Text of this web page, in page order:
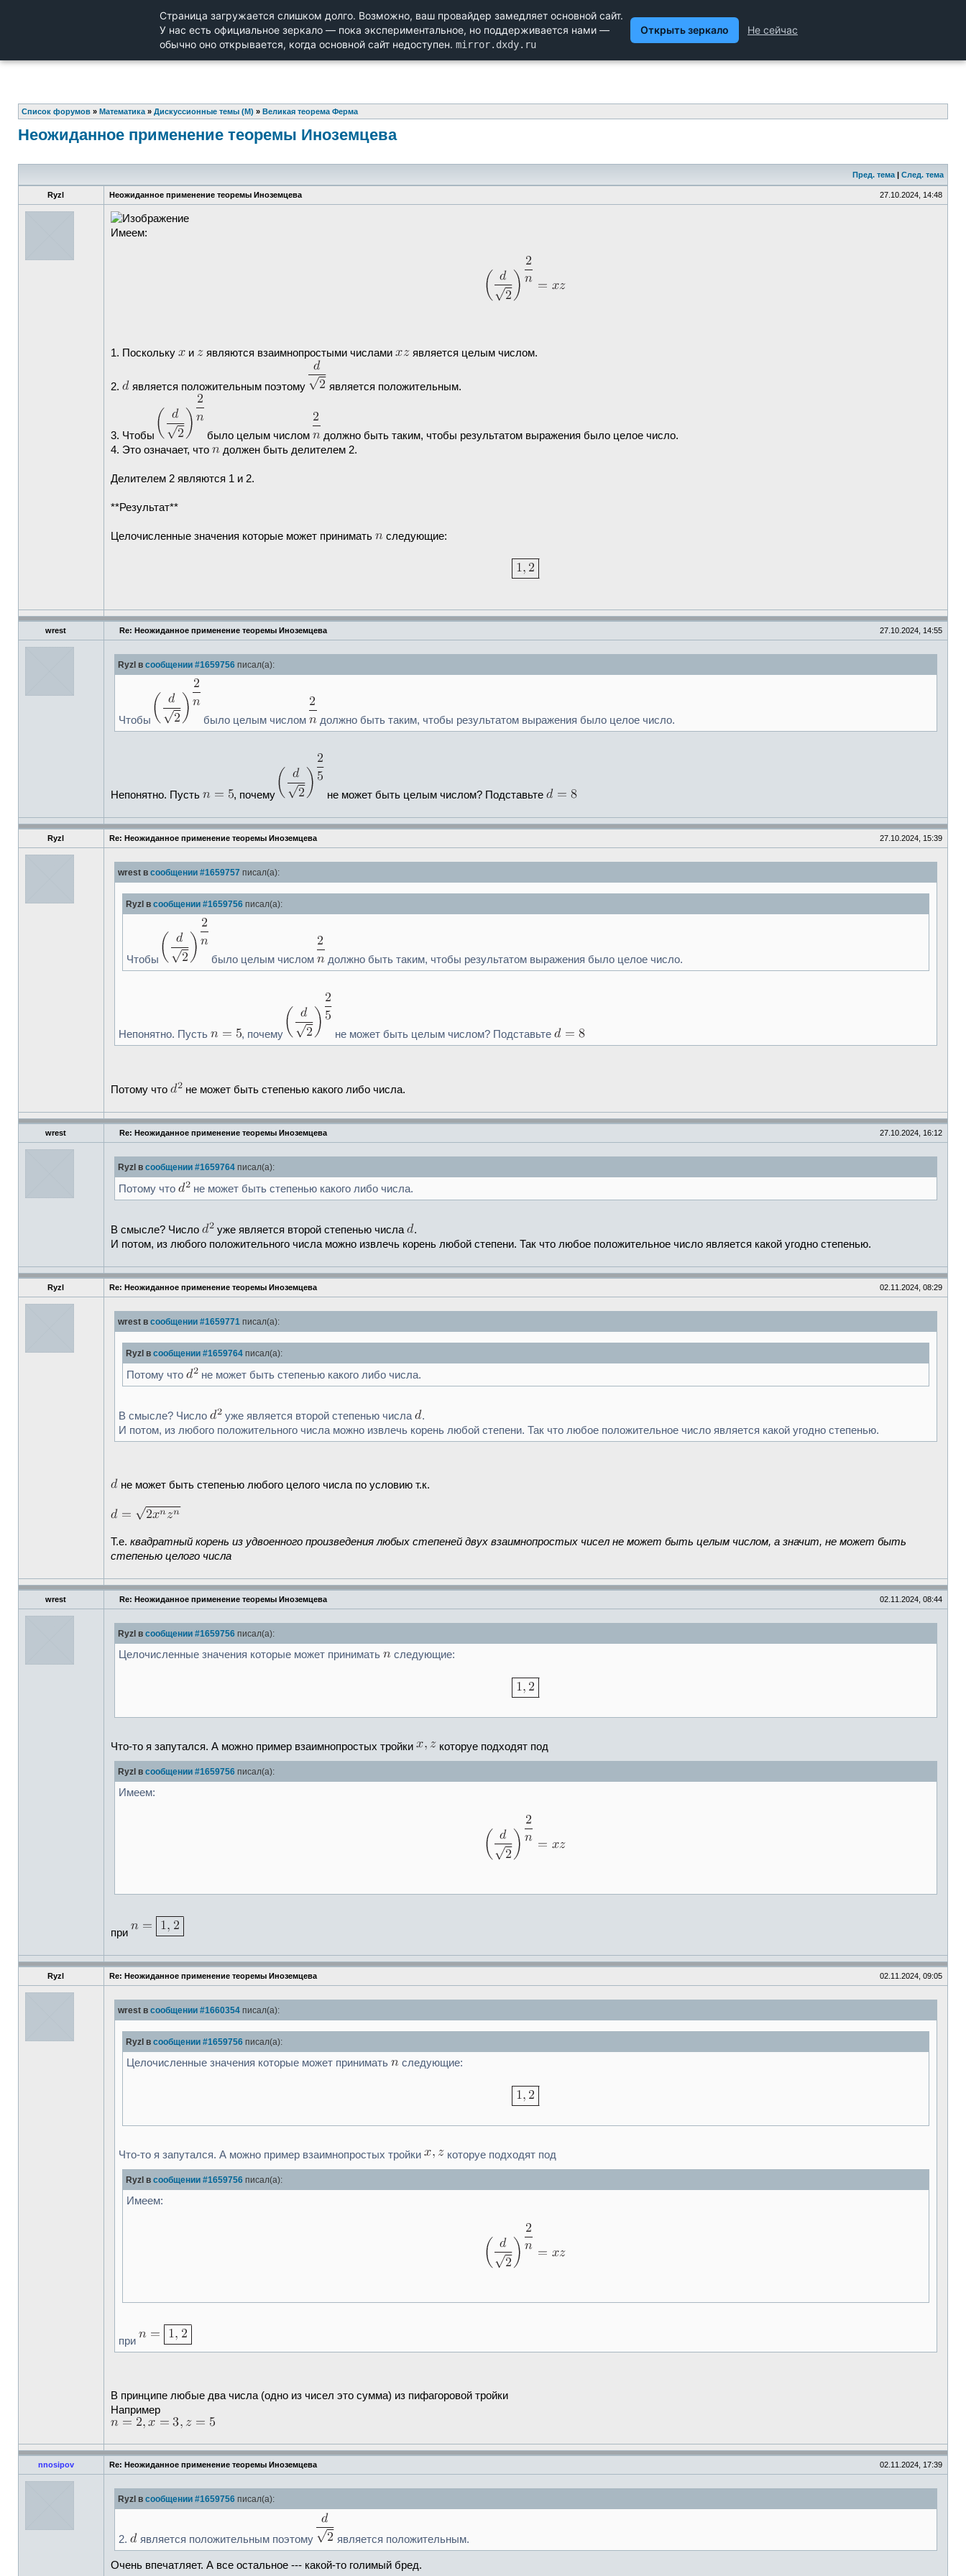
Научный форум dxdy
Математика, Физика, Computer Science, Machine Learning, LaTeX, Механика и Техника, Химия,
Биология и Медицина, Экономика и Финансовая Математика, Гуманитарные науки
Список форумов » Математика » Дискуссионные темы (М) » Великая теорема Ферма
Неожиданное применение теоремы Иноземцева
Пред. тема | След. тема
Ryzl Неожиданное применение теоремы Иноземцева 27.10.2024, 14:48
Имеем:
1. Поскольку и являются взаимнопростыми числами является целым числом.
2. является положительным поэтому является положительным.
3. Чтобы было целым числом
должно быть таким, чтобы результатом выражения было целое число.
4. Это означает, что
должен быть делителем 2.
Делителем 2 являются 1 и 2.
**Результат**
Целочисленные значения которые может принимать следующие:
wrest Re: Неожиданное применение теоремы Иноземцева 27.10.2024, 14:55
Ryzl в сообщении #1659756 писал(а):
Чтобы было целым числом должно быть таким, чтобы результатом выражения было целое число.
Непонятно. Пусть , почему не может быть целым числом? Подставьте
Ryzl Re: Неожиданное применение теоремы Иноземцева 27.10.2024, 15:39
wrest в сообщении #1659757 писал(а):
Ryzl в сообщении #1659756 писал(а):
Чтобы было целым числом должно быть таким, чтобы результатом выражения было целое число.
Непонятно. Пусть , почему не может быть целым числом? Подставьте
Потому что не может быть степенью какого либо числа.
wrest Re: Неожиданное применение теоремы Иноземцева 27.10.2024, 16:12
Ryzl в сообщении #1659764 писал(а):
Потому что не может быть степенью какого либо числа.
В смысле? Число уже является второй степенью числа
.
И потом, из любого положительного числа можно извлечь корень любой степени. Так что любое положительное число является какой угодно степенью.
Ryzl Re: Неожиданное применение теоремы Иноземцева 02.11.2024, 08:29
wrest в сообщении #1659771 писал(а):
Ryzl в сообщении #1659764 писал(а):
Потому что не может быть степенью какого либо числа.
В смысле? Число уже является второй степенью числа
.
И потом, из любого положительного числа можно извлечь корень любой степени. Так что любое положительное число является какой угодно степенью.
не может быть степенью любого целого числа по условию т.к.
Т.е. квадратный корень из удвоенного произведения любых степеней двух взаимнопростых чисел не может быть целым числом, а значит, не может быть
степенью целого числа
wrest Re: Неожиданное применение теоремы Иноземцева 02.11.2024, 08:44
Ryzl в сообщении #1659756 писал(а):
Целочисленные значения которые может принимать следующие:
Что-то я запутался. А можно пример взаимнопростых тройки которуе подходят под
Ryzl в сообщении #1659756 писал(а):
Имеем:
при
Ryzl Re: Неожиданное применение теоремы Иноземцева 02.11.2024, 09:05
wrest в сообщении #1660354 писал(а):
Ryzl в сообщении #1659756 писал(а):
Целочисленные значения которые может принимать следующие:
Что-то я запутался. А можно пример взаимнопростых тройки которуе подходят под
Ryzl в сообщении #1659756 писал(а):
Имеем:
при
В принципе любые два числа (одно из чисел это сумма) из пифагоровой тройки
Например
nnosipov Re: Неожиданное применение теоремы Иноземцева 02.11.2024, 17:39
Ryzl в сообщении #1659756 писал(а):
2. является положительным поэтому является положительным.
Очень впечатляет. А все остальное --- какой-то голимый бред.